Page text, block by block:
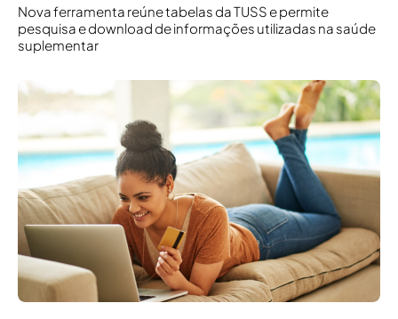
Nova ferramenta reúne tabelas da TUSS e permite
pesquisa e download de informações utilizadas na saúde
suplementar